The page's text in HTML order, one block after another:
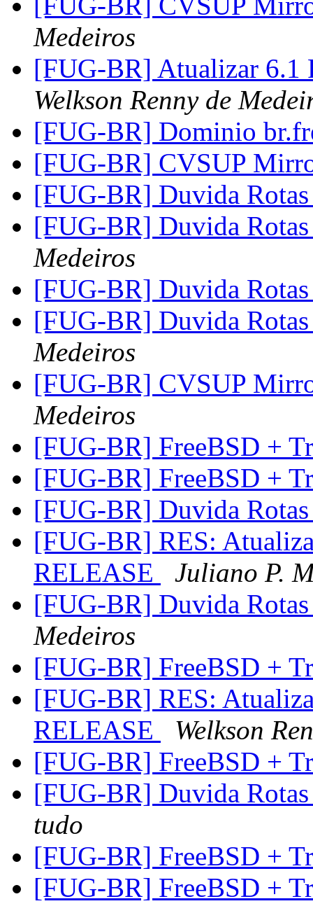
Medeiros
[FUG-BR] Atualizar 6.1
Welkson Renny de
[FUG-BR] Dominio
[FUG-BR] CVSUP
[FUG-BR] Duvida
[FUG-BR] Duvida
Medeiros
[FUG-BR] Duvida
[FUG-BR] Duvida
Medeiros
[FUG-BR] CVSUP
Medeiros
[FUG-BR] FreeBSD +
[FUG-BR] FreeBSD +
[FUG-BR] Duvida
[FUG-BR] RES:
RELEASE
Juliano P.
[FUG-BR] Duvida
Medeiros
[FUG-BR] FreeBSD +
[FUG-BR] RES:
RELEASE
Welkson
[FUG-BR] FreeBSD +
[FUG-BR] Duvida
tudo
[FUG-BR] FreeBSD +
[FUG-BR] FreeBSD +